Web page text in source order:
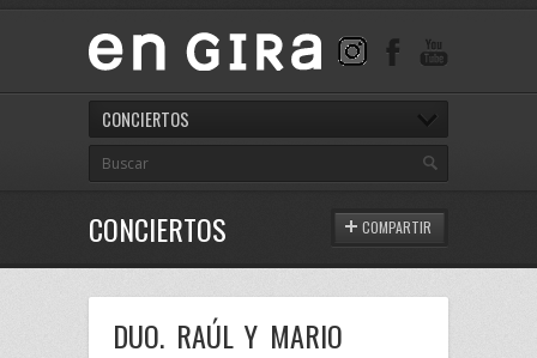
CONCIERTOS
CONCIERTOS COMPARTIR
DUO. RAÚL Y MARIO